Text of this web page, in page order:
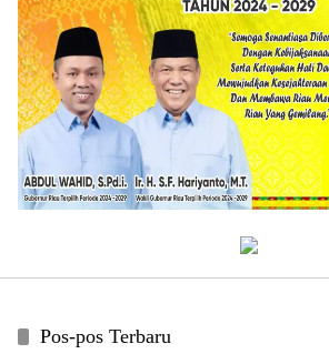
Pos-pos Terbaru